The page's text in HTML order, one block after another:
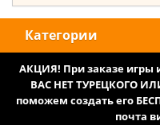
Категории
АКЦИЯ! При заказе игры
ВАС НЕТ ТУРЕЦКОГО
поможем создать его
почта